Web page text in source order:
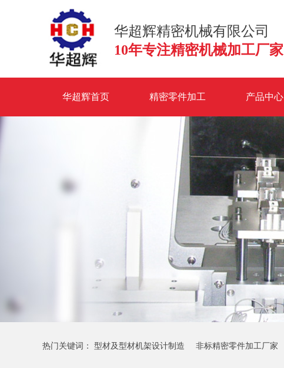
华超辉精密机械有限公司
10年专注精密机械加工厂家
华超辉首页 精密零件加工 产品中心
热门关键词： 型材及型材机架设计制造 非标精密零件加工厂家